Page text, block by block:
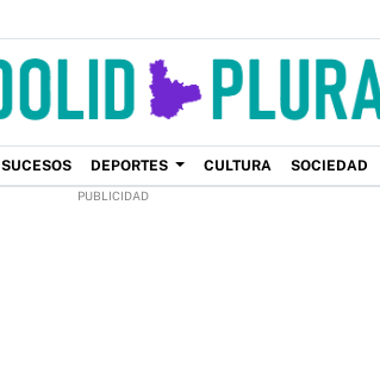
SUCESOS DEPORTES CULTURA SOCIEDAD